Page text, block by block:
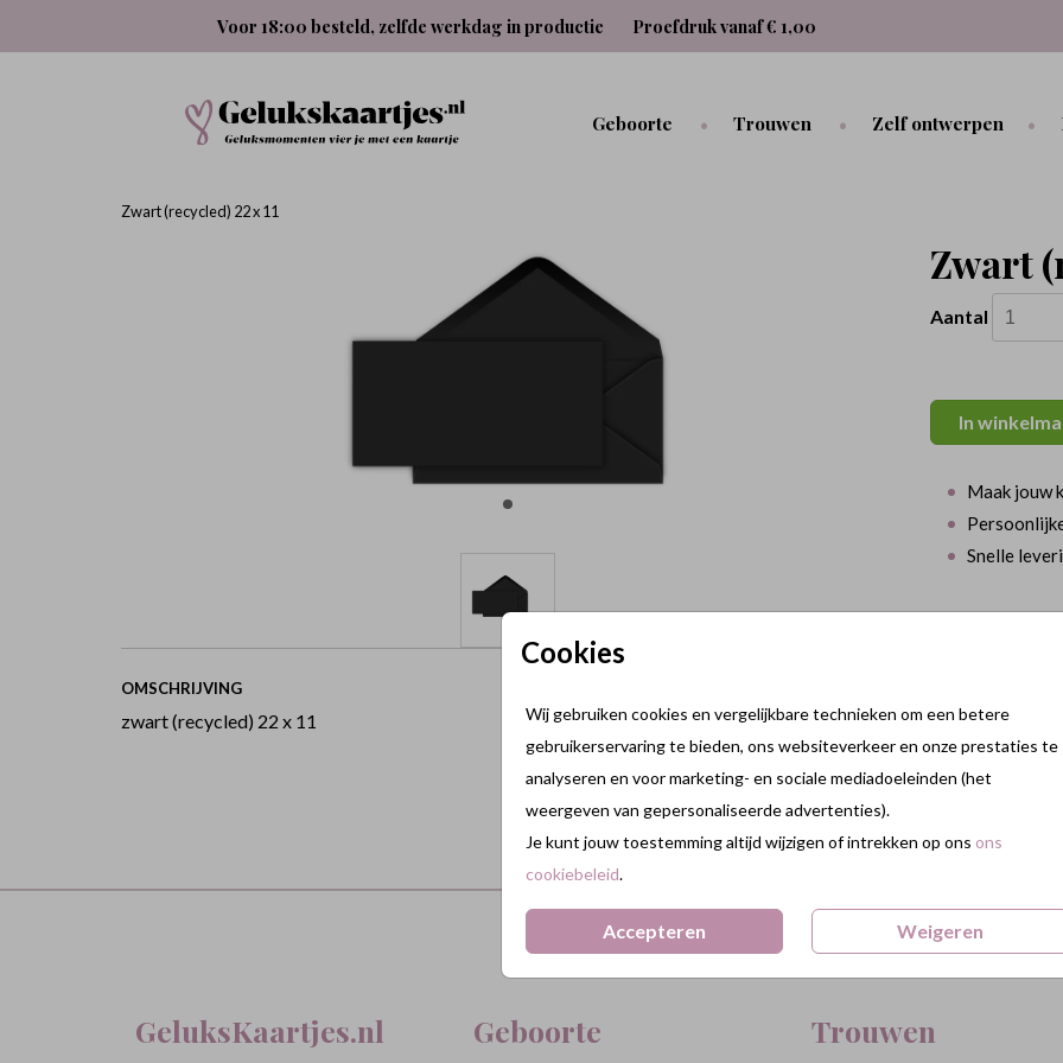
Voor 18:00 besteld, zelfde werkdag in productie Proefdruk vanaf € 1,00
Geboorte Trouwen Zelf ontwerpen
Cookies
Wij gebruiken cookies en vergelijkbare technieken om een betere
gebruikerservaring te bieden, ons websiteverkeer en onze prestaties te
analyseren en voor marketing- en sociale mediadoeleinden (het
weergeven van gepersonaliseerde advertenties).
Je kunt jouw toestemming altijd wijzigen of intrekken op ons ons
cookiebeleid.
Accepteren Weigeren
Zwart (recycled) 22 x 11
Zwart
Aantal
In
Maak jouw
Snelle
OMSCHRIJVING
zwart (recycled) 22 x 11
Terug naar boven
GeluksKaartjes.nl Geboorte Trouwen